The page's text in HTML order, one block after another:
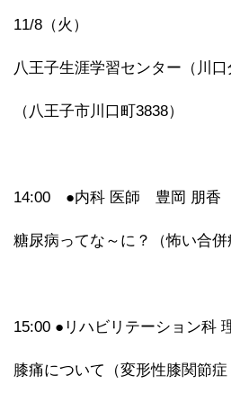
11/8（火）
八王子生涯学習センター（川口
（八王子市川口町3838）
14:00 ●内科 医師 豊岡 朋香
糖尿病ってな～に？（怖い合併
15:00 ●リハビリテーション科
膝痛について（変形性膝関節症